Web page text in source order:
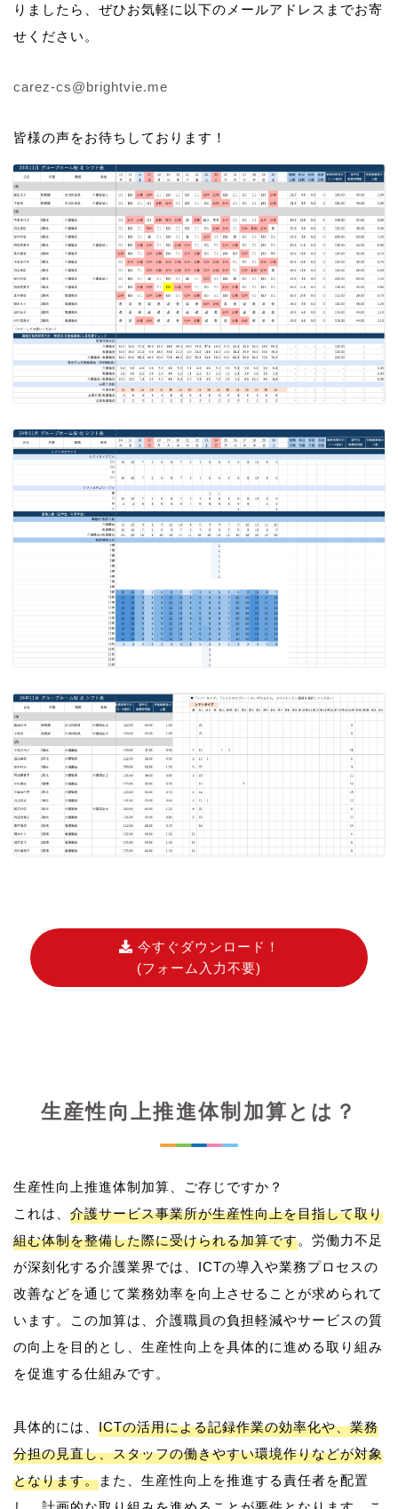
りましたら、ぜひお気軽に以下のメールアドレスまでお寄
せください。
carez-cs@brightvie.me
皆様の声をお待ちしております！
今すぐダウンロード！
(フォーム入力不要)
生産性向上推進体制加算とは？
生産性向上推進体制加算、ご存じですか？
これは、 介護サービス事業所が生産性向上を目指して取り
組む体制を整備した際に受けられる加算です。労働力不足
が深刻化する介護業界では、ICTの導入や業務プロセスの
改善などを通じて業務効率を向上させることが求められて
います。この加算は、介護職員の負担軽減やサービスの質
の向上を目的とし、生産性向上を具体的に進める取り組み
を促進する仕組みです。
具体的には、 ICTの活用による記録作業の効率化や、業務
分担の見直し、スタッフの働きやすい環境作りなどが対象
となります。また、生産性向上を推進する責任者を配置